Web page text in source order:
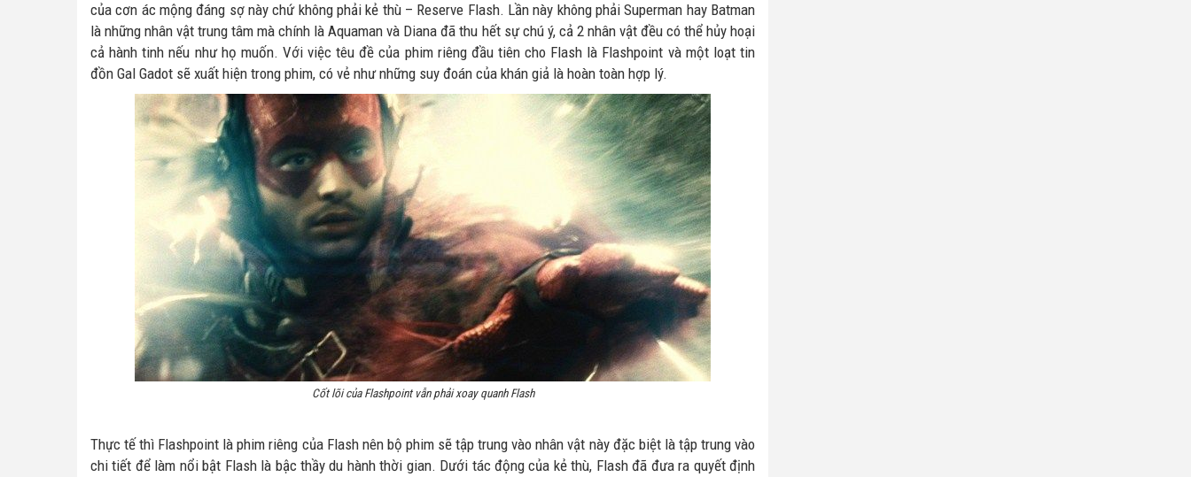
của cơn ác mộng đáng sợ này chứ không phải kẻ thù – Reserve Flash. Lần này không phải Superman hay Batman
là những nhân vật trung tâm mà chính là Aquaman và Diana đã thu hết sự chú ý, cả 2 nhân vật đều có thể hủy hoại
cả hành tinh nếu như họ muốn. Với việc têu đề của phim riêng đầu tiên cho Flash là Flashpoint và một loạt tin
đồn Gal Gadot sẽ xuất hiện trong phim, có vẻ như những suy đoán của khán giả là hoàn toàn hợp lý.
Cốt lõi của Flashpoint vẫn phải xoay quanh Flash
Thực tế thì Flashpoint là phim riêng của Flash nên bộ phim sẽ tập trung vào nhân vật này đặc biệt là tập trung vào
chi tiết để làm nổi bật Flash là bậc thầy du hành thời gian. Dưới tác động của kẻ thù, Flash đã đưa ra quyết định